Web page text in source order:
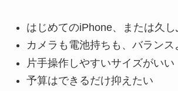
はじめてのiPhone、または久し
カメラも電池持ちも、バランス
片手操作しやすいサイズがいい
予算はできるだけ抑えたい